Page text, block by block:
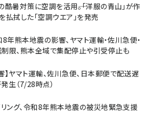
酷暑対策に空調を活用――。「洋服の青山」が作
払拭した「空調ウエア」を発売
8年熊本地震の影響、ヤマト運輸・佐川急便・
限、熊本全域で集配停止や引受停止も
】ヤマト運輸、佐川急便、日本郵便で配送遅
生（7/28時点）
リング、令和8年熊本地震の被災地緊急支援